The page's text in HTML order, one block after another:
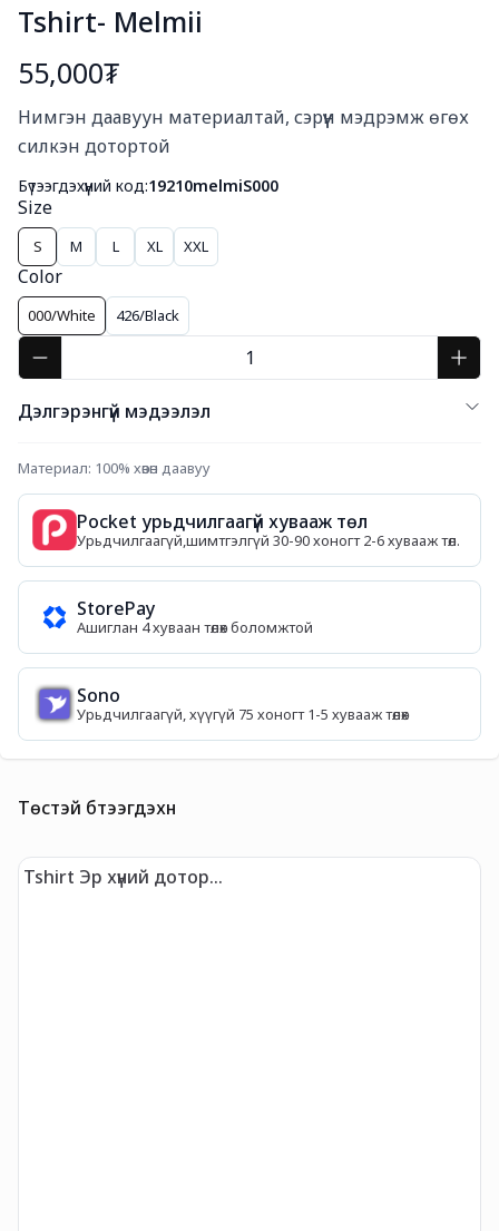
Tshirt- Melmii
55,000₮
Нимгэн даавуун материалтай, сэрүүн мэдрэмж өгөх
силкэн дотортой
Бүтээгдэхүүний код:19210melmiS000
Size
S M L XL XXL
Color
000/White 426/Black
Дэлгэрэнгүй мэдээлэл
Материал: 100% хөвөн даавуу
Pocket урьдчилгаагүй хувааж төл
Урьдчилгаагүй,шимтгэлгүй 30-90 хоногт 2-6 хувааж төл.
StorePay
Ашиглан 4 хуваан төлөх боломжтой
Sono
Урьдчилгаагүй, хүүгүй 75 хоногт 1-5 хувааж төлөх
Төстэй бүтээгдэхүүн
Tshirt Эр хүний дотор...